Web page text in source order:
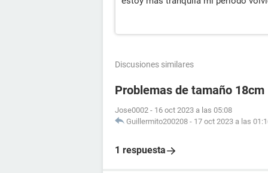
Discusiones similares
Problemas de tamaño 18cm
Jose0002 - 16 oct 2023 a las 05:08
Guillermito200208 - 17 oct 2023 a las
1 respuesta